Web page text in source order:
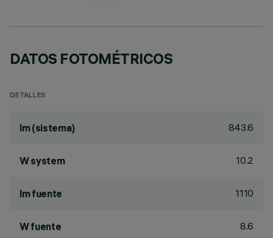
DATOS FOTOMÉTRICOS
DETALLES
lm (sistema) 843.6
W system 10.2
lm fuente 1110
W fuente 8.6